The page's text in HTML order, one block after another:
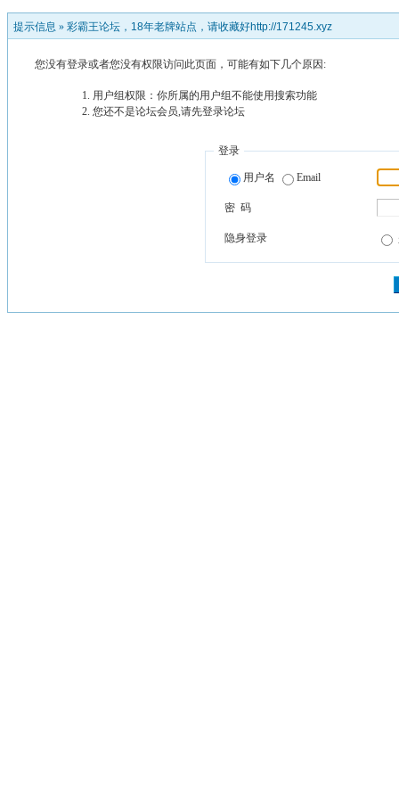
提示信息 » 彩霸王论坛，18年老牌站点，请收藏好http://171245.xyz
您没有登录或者您没有权限访问此页面，可能有如下几个原因:
用户组权限：你所属的用户组不能使用搜索功能
您还不是论坛会员,请先登录论坛
登录
用户名 Email
密 码
隐身登录